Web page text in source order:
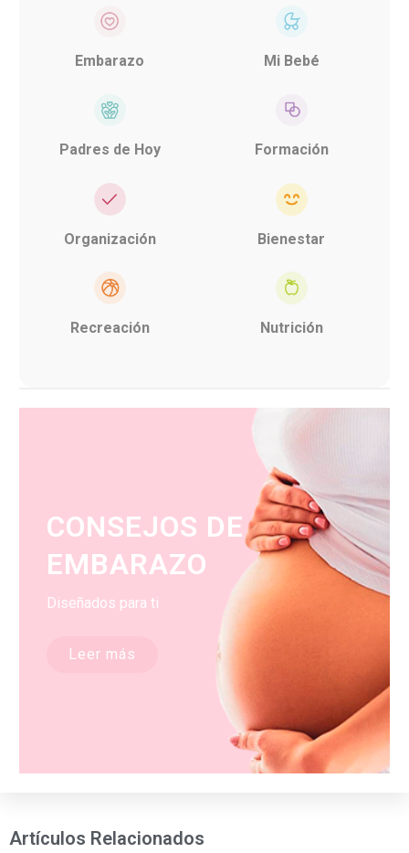
Embarazo Mi Bebé
Padres de Hoy Formación
Organización Bienestar
Recreación Nutrición
CONSEJOS DE
EMBARAZO
Diseñados para ti
Leer más
Artículos Relacionados